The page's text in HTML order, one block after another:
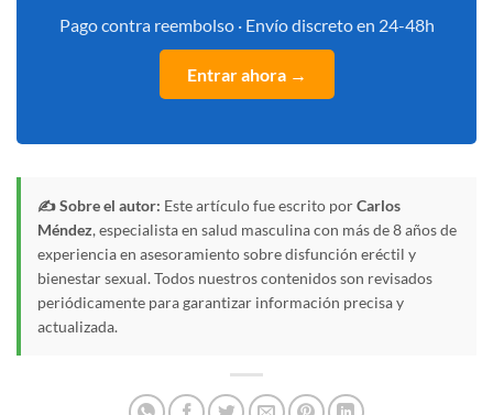
Pago contra reembolso · Envío discreto en 24-48h
Entrar ahora →
✍️ Sobre el autor: Este artículo fue escrito porCarlos
Méndez, especialista en salud masculina con más de 8 años de
experiencia en asesoramiento sobre disfunción eréctil y
bienestar sexual. Todos nuestros contenidos son revisados
periódicamente para garantizar información precisa y
actualizada.